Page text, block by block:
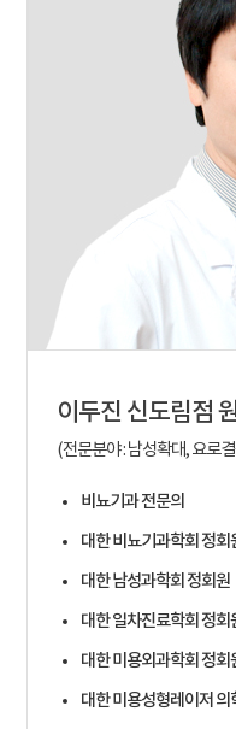
이두진 신도림점
(전문분야 : 남성확대, 요로
비뇨기과 전문의
대한 비뇨기과학회 정회
대한 남성과학회 정회원
대한 일차진료학회 정회
대한 미용외과학회 정회
대한 미용성형레이저 의